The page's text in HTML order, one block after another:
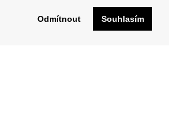
Odmítnout Souhlasím